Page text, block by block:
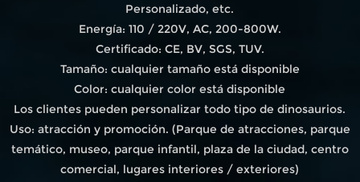
Personalizado, etc.
Energía: 110 / 220V, AC, 200-800W.
Certificado: CE, BV, SGS, TUV.
Tamaño: cualquier tamaño está disponible
Color: cualquier color está disponible
Los clientes pueden personalizar todo tipo de dinosaurios.
Uso: atracción y promoción. (Parque de atracciones, parque
temático, museo, parque infantil, plaza de la ciudad, centro
comercial, lugares interiores / exteriores)